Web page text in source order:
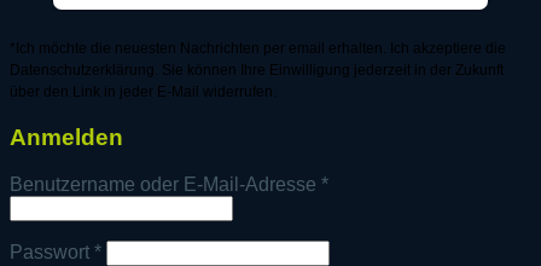
*Ich möchte die neuesten Nachrichten per email erhalten. Ich akzeptiere die
Datenschutzerklärung. Sie können Ihre Einwilligung jederzeit in der Zukunft
über den Link in jeder E-Mail widerrufen.
Anmelden
Benutzername oder E-Mail-Adresse *Erforderlich
Passwort *Erforderlich